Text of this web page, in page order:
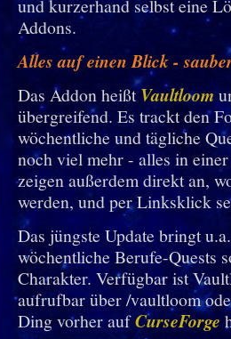
und kurzerhand selbst eine
Addons.
Alles auf einen Blick -
Das Addon heißtVaultloom
übergreifend. Es trackt den
wöchentliche und tägliche
noch viel mehr - alles in
zeigen außerdem direkt an,
werden, und per Linksklick
Das jüngste Update bringt
wöchentliche Berufe-Quests
Charakter. Verfügbar ist
aufrufbar über /vaultloom
Ding vorher aufCurseForge